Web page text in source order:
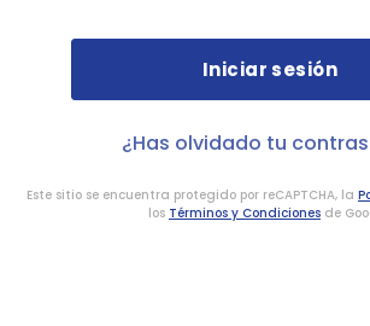
¿Has olvidado tu
Este sitio se encuentra protegido por reCAPTCHA, la
los Términos y Condiciones de